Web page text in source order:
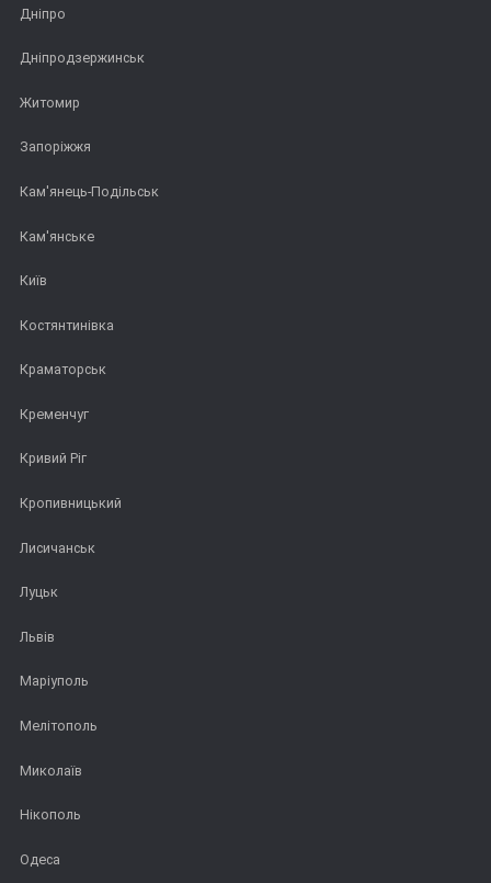
Дніпро
Дніпродзержинськ
Житомир
Запоріжжя
Кам'янець-Подільськ
Кам'янське
Київ
Костянтинівка
Краматорськ
Кременчуг
Кривий Ріг
Кропивницький
Лисичанськ
Луцьк
Львів
Маріуполь
Мелітополь
Миколаїв
Нікополь
Одеса